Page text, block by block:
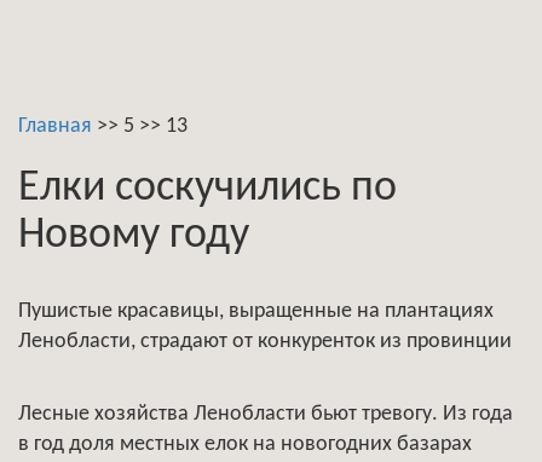
Главная >> 5 >> 13
Елки соскучились по
Новому году
Пушистые красавицы, выращенные на плантациях
Ленобласти, страдают от конкуренток из провинции
Лесные хозяйства Ленобласти бьют тревогу. Из года
в год доля местных елок на новогодних базарах